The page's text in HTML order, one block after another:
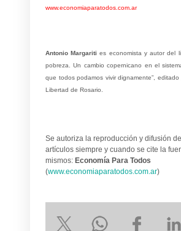
www.economiaparatodos.com.ar
Antonio Margariti es economista y autor del
pobreza. Un cambio copernicano en el
que todos podamos vivir dignamente”,
Libertad de Rosario.
Se autoriza la reproducción y difusión
artículos siempre y cuando se cite la
mismos: Economía Para Todos
(www.economiaparatodos.com.ar)